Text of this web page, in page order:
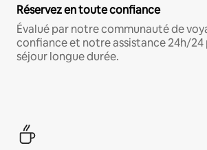
Réservez en toute confiance
Évalué par notre communauté de
confiance et notre assistance 24h/
séjour longue durée.